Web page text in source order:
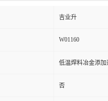
吉业升
W01160
低温焊料冶金添加
否